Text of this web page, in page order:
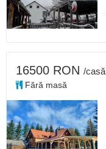
16500 RON /casă
Fără masă